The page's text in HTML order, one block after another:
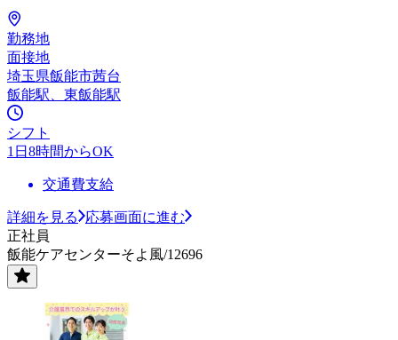
勤務地
面接地
埼玉県飯能市茜台
飯能駅、東飯能駅
シフト
1日8時間からOK
交通費支給
詳細を見る
応募画面に進む
正社員
飯能ケアセンターそよ風/12696